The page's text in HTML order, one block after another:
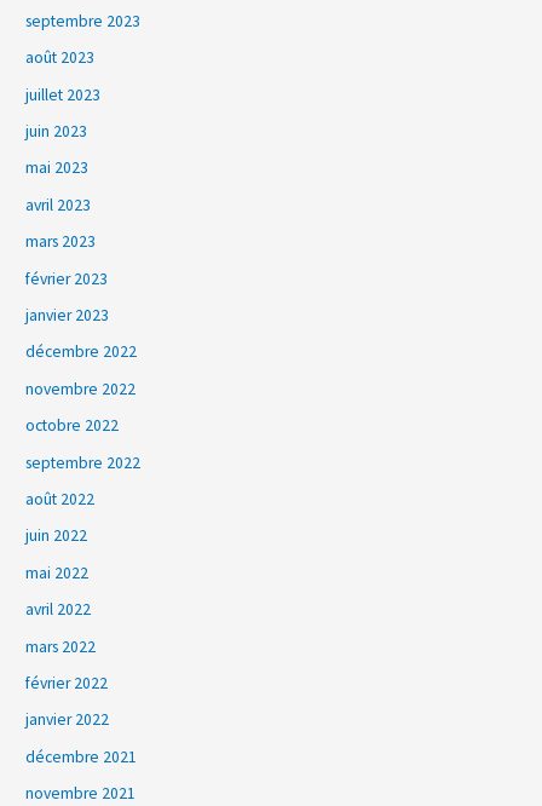
septembre 2023
août 2023
juillet 2023
juin 2023
mai 2023
avril 2023
mars 2023
février 2023
janvier 2023
décembre 2022
novembre 2022
octobre 2022
septembre 2022
août 2022
juin 2022
mai 2022
avril 2022
mars 2022
février 2022
janvier 2022
décembre 2021
novembre 2021